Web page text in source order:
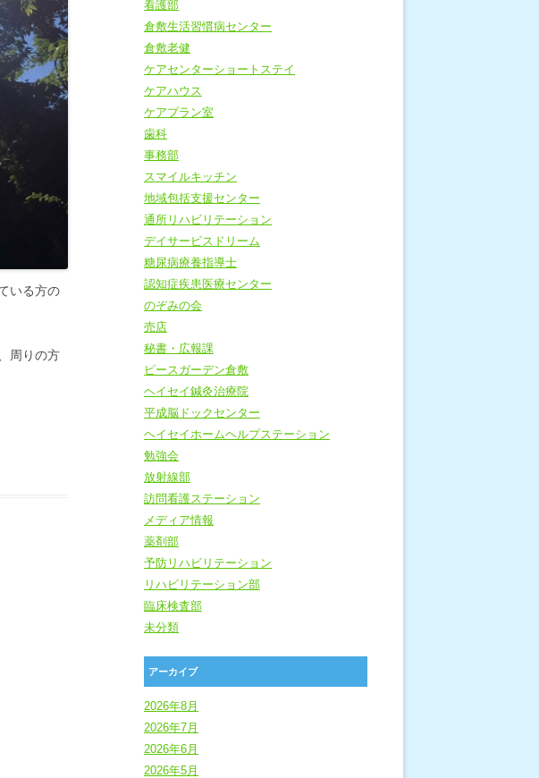
いる方の
周りの方
看護部
倉敷生活習慣病センター
倉敷老健
ケアセンターショートステイ
ケアハウス
ケアプラン室
歯科
事務部
スマイルキッチン
地域包括支援センター
通所リハビリテーション
デイサービスドリーム
糖尿病療養指導士
認知症疾患医療センター
のぞみの会
売店
秘書・広報課
ピースガーデン倉敷
ヘイセイ鍼灸治療院
平成脳ドックセンター
ヘイセイホームヘルプステーション
勉強会
放射線部
訪問看護ステーション
メディア情報
薬剤部
予防リハビリテーション
リハビリテーション部
臨床検査部
未分類
アーカイブ
2026年8月
2026年7月
2026年6月
2026年5月